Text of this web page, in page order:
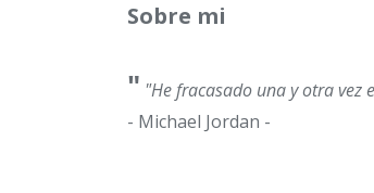
Sobre mi
" "He fracasado una y otra vez
- Michael Jordan -